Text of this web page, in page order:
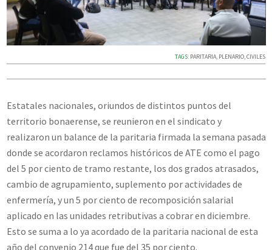
TAGS: PARITARIA, PLENARIO,CIVILES
Estatales nacionales, oriundos de distintos puntos del
territorio bonaerense, se reunieron en el sindicato y
realizaron un balance de la paritaria firmada la semana pasada
donde se acordaron reclamos históricos de ATE como el pago
del 5 por ciento de tramo restante, los dos grados atrasados,
cambio de agrupamiento, suplemento por actividades de
enfermería, y un 5 por ciento de recomposición salarial
aplicado en las unidades retributivas a cobrar en diciembre.
Esto se suma a lo ya acordado de la paritaria nacional de esta
año del convenio 214 que fue del 35 por ciento.